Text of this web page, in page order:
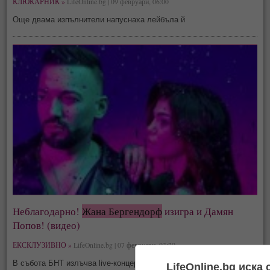
Още двама изпълнители напуснаха лейбъла й
Неблагодарно!Жана Бергендорфизигра и Дамян
Попов! (видео)
ЕКСКЛУЗИВНО » LifeOnline.bg | 07 февруари, 03:20
В събота БНТ излъчва live-концерта му от 23:15LifeOnline.bg иска